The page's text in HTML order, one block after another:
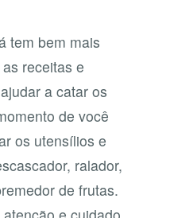
tem bem mais
receitas e
a catar os
de você
os utensílios e
ralador,
de frutas.